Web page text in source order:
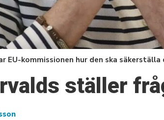
EU-kommissionen hur den ska
ställer